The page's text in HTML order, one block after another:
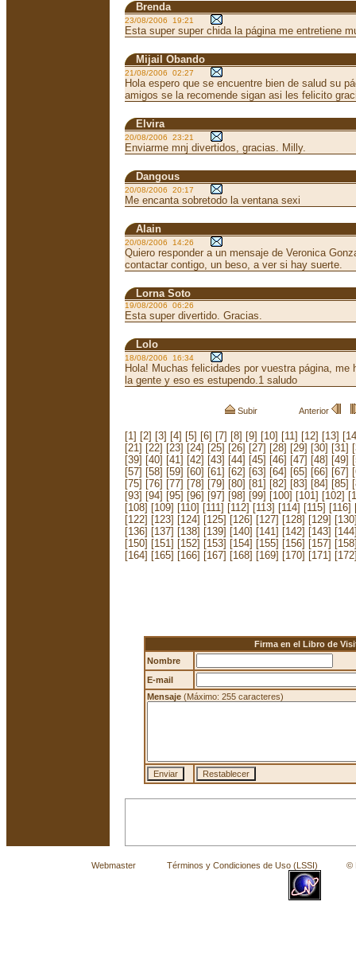
Brenda
23/08/2006 19:21
Esta super super chida la página me entretiene
Mijail Obando
21/08/2006 02:27
Hola espero que se encuentre bien de salud su
amigos se la recomende sigan asi les felicito
Elvira
20/08/2006 23:21
Enviarme mnj divertidos, gracias. Milly.
Dangous
20/08/2006 20:17
Me encanta sobretodo la ventana sexi
Alain
20/08/2006 14:26
Quiero responder a un mensaje de Veronica
contactar contigo, un beso, a ver si hay suerte.
Lorna Soto
19/08/2006 06:26
Esta super divertido. Gracias.
Lolo
18/08/2006 16:34
Hola! Muchas felicidades por vuestra página, me
la gente y eso es estupendo.1 saludo
Subir Anterior
[1] [2] [3] [4] [5] [6] [7] [8] [9] [10] [11] [12] [13]
[21] [22] [23] [24] [25] [26] [27] [28] [29] [30] [31]
[39] [40] [41] [42] [43] [44] [45] [46] [47] [48] [49]
[57] [58] [59] [60] [61] [62] [63] [64] [65] [66] [67]
[75] [76] [77] [78] [79] [80] [81] [82] [83] [84] [85]
[93] [94] [95] [96] [97] [98] [99] [100] [101] [102]
[108] [109] [110] [111] [112] [113] [114] [115] [116]
[122] [123] [124] [125] [126] [127] [128] [129]
[136] [137] [138] [139] [140] [141] [142] [143]
[150] [151] [152] [153] [154] [155] [156] [157]
[164] [165] [166] [167] [168] [169] [170] [171]
Firma en el Libro de
Nombre
E-mail
Mensaje (Máximo: 255 caracteres)
Webmaster Términos y Condiciones de Uso (LSSI) © La